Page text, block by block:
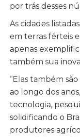
por trás desses
As cidades
em terras férteis
apenas
também sua
“Elas também
ao longo dos
tecnologia,
solidificando o
produtores